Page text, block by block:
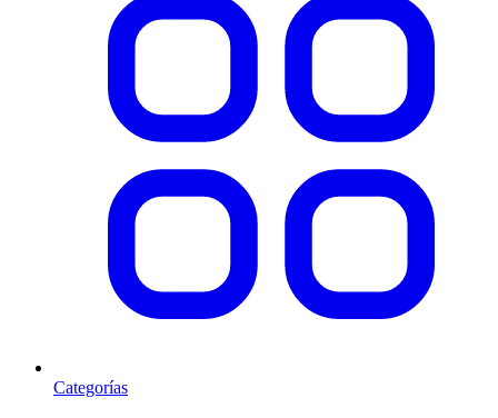
Categorías